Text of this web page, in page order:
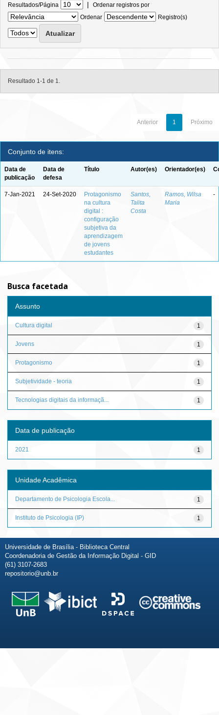
Resultados/Página | Ordenar registros por
Ordenar
Registro(s)
Resultado 1-1 de 1.
Anterior 1 Próximo
Conjunto de itens:
Data de
publicação
Data de
defesa
Título Autor(es) Orientador(es)
7-Jan-2021 24-Set-2020
Protagonismo
na cultura
digital :
configuração
subjetiva da
aprendizagem
de jovens
estudantes
Santos,
Talita
Costa
Ramos, Wilsa
Maria
-
Busca facetada
Assunto
1
Cultura digital
1
Jovens
1
Protagonismo
1
Subjetividade - teoria
1
Tecnologias digitais da informaçã...
Data de publicação
1
2021
Unidade Acadêmica
1
Departamento de Psicologia Escola...
1
Instituto de Psicologia (IP)
Universidade de Brasília - Biblioteca Central
Coordenadoria de Gestão da Informação Digital - GID
(61) 3107-2683
repositorio@unb.br